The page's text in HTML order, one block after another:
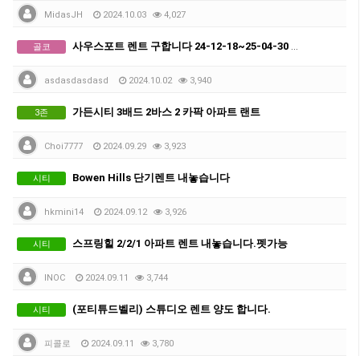
MidasJH 2024.10.03 4,027
골코 사우스포트 렌트 구합니다 24-12-18~25-04-30 까지
asdasdasdasd 2024.10.02 3,940
3존 가든시티 3배드 2바스 2 카팍 아파트 랜트
Choi7777 2024.09.29 3,923
시티 Bowen Hills 단기렌트 내놓습니다
hkmini14 2024.09.12 3,926
시티 스프링힐 2/2/1 아파트 렌트 내놓습니다.펫가능
INOC 2024.09.11 3,744
시티 (포티튜드벨리) 스튜디오 렌트 양도 합니다.
피콜로 2024.09.11 3,780